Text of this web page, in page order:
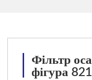
Фільтр
фігура 821